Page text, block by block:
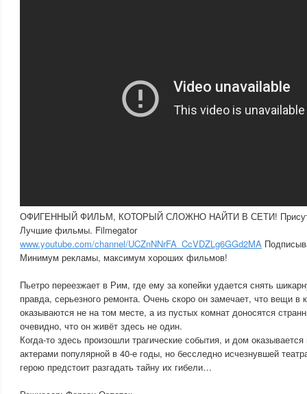
ОФИГЕННЫЙ ФИЛЬМ, КОТОРЫЙ СЛОЖНО НАЙТИ В СЕТИ!
Лучшие фильмы. Filmegator
www.youtube.com/channel/UCZnNNrFA_CcVDZLg6GGd2MA
Минимум рекламы, максимум хороших фильмов!
Пьетро переезжает в Рим, где ему за копейки удается снять
правда, серьезного ремонта. Очень скоро он замечает, что вещи в
оказываются не на том месте, а из пустых комнат доносятся
очевидно, что он живёт здесь не один.
Когда-то здесь произошли трагические события, и дом
актерами популярной в 40-е годы, но бесследно исчезнувшей
герою предстоит разгадать тайну их гибели…